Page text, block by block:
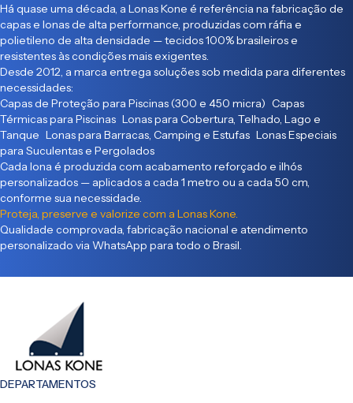
Há quase uma década, a Lonas Kone é referência na fabricação de
capas e lonas de alta performance, produzidas com ráfia e
polietileno de alta densidade — tecidos 100% brasileiros e
resistentes às condições mais exigentes.
Desde 2012, a marca entrega soluções sob medida para diferentes
necessidades:
Capas de Proteção para Piscinas (300 e 450 micra) Capas
Térmicas para Piscinas Lonas para Cobertura, Telhado, Lago e
Tanque Lonas para Barracas, Camping e Estufas Lonas Especiais
para Suculentas e Pergolados
Cada lona é produzida com acabamento reforçado e ilhós
personalizados — aplicados a cada 1 metro ou a cada 50 cm,
conforme sua necessidade.
Proteja, preserve e valorize com a Lonas Kone.
Qualidade comprovada, fabricação nacional e atendimento
personalizado via WhatsApp para todo o Brasil.
DEPARTAMENTOS